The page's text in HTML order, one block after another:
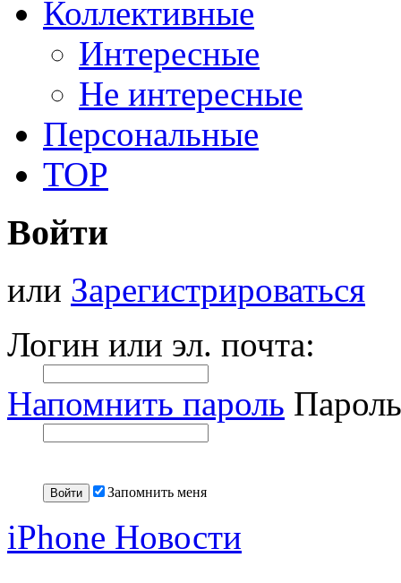
Коллективные
Интересные
Не интересные
Персональные
TOP
Войти
или Зарегистрироваться
Логин или эл. почта:
Напомнить пароль
Запомнить меня
iPhone Новости